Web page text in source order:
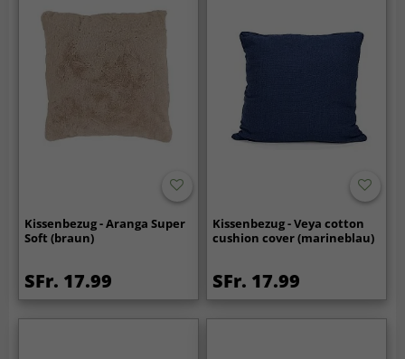
Kissenbezug - Aranga Super
Soft (braun)
SFr. 17.99
Kissenbezug - Veya cotton
cushion cover (marineblau)
SFr. 17.99